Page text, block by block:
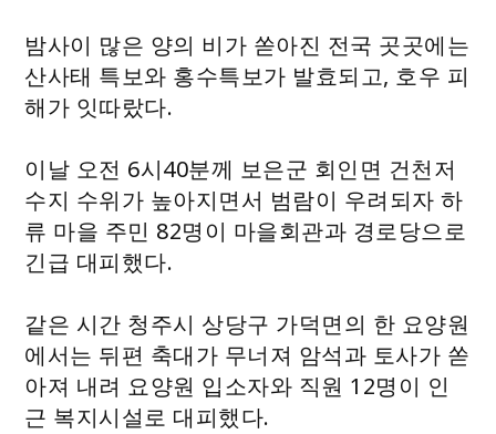
밤사이 많은 양의 비가 쏟아진 전국 곳곳에는
산사태 특보와 홍수특보가 발효되고, 호우 피
해가 잇따랐다.
이날 오전 6시40분께 보은군 회인면 건천저
수지 수위가 높아지면서 범람이 우려되자 하
류 마을 주민 82명이 마을회관과 경로당으로
긴급 대피했다.
같은 시간 청주시 상당구 가덕면의 한 요양원
에서는 뒤편 축대가 무너져 암석과 토사가 쏟
아져 내려 요양원 입소자와 직원 12명이 인
근 복지시설로 대피했다.